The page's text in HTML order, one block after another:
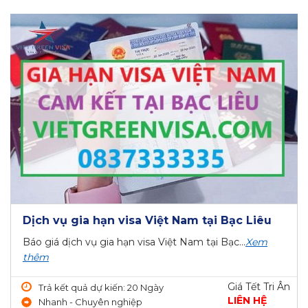
Dịch vụ gia hạn visa Việt Nam tại Bạc Liêu
Báo giá dịch vụ gia hạn visa Việt Nam tại Bạc...Xem
thêm
Trả kết quả dự kiến: 20 Ngày
Nhanh - Chuyên nghiệp
Giá Tết Tri Ân
LIÊN HỆ